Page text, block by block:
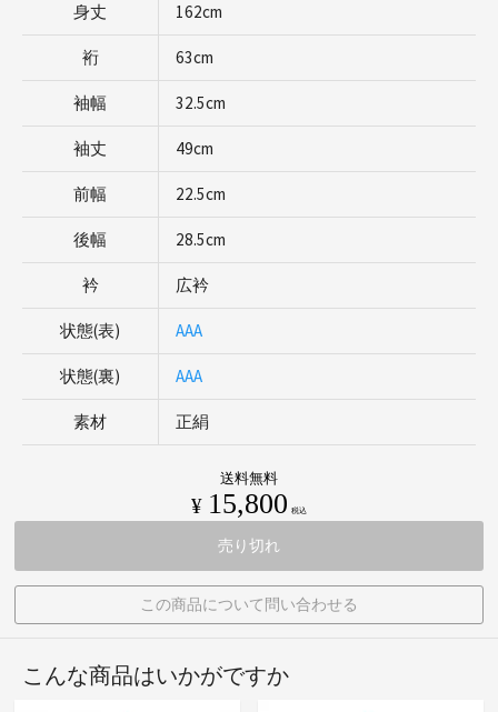
身丈 162cm
裄 63cm
袖幅 32.5cm
袖丈 49cm
前幅 22.5cm
後幅 28.5cm
衿 広衿
状態(表) AAA
状態(裏) AAA
素材 正絹
送料無料
¥ 15,800 税込
売り切れ
この商品について問い合わせる
こんな商品はいかがですか